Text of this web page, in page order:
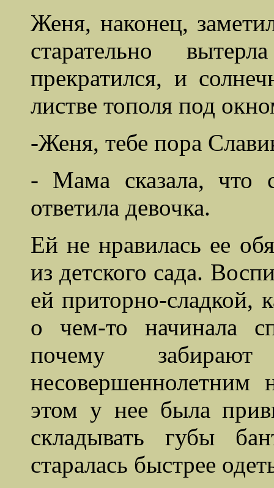
Женя, наконец,
старательно
прекратился, и
листве тополя под
-Женя, тебе пора
- Мама сказала, что
ответила девочка.
Ей не нравилась ее
из детского сада.
ей приторно-сладкой,
о чем-то начинала
почему
несовершеннолетним
этом у нее была
складывать губы
старалась быстрее